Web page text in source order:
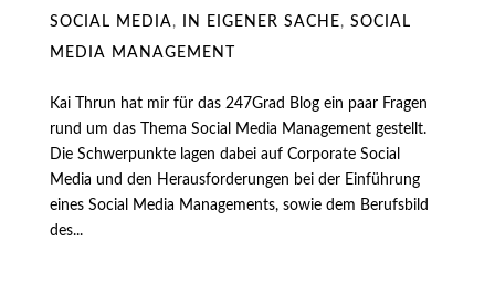
SOCIAL MEDIA, IN EIGENER SACHE, SOCIAL
MEDIA MANAGEMENT
Kai Thrun hat mir für das 247Grad Blog ein paar Fragen
rund um das Thema Social Media Management gestellt.
Die Schwerpunkte lagen dabei auf Corporate Social
Media und den Herausforderungen bei der Einführung
eines Social Media Managements, sowie dem Berufsbild
des...